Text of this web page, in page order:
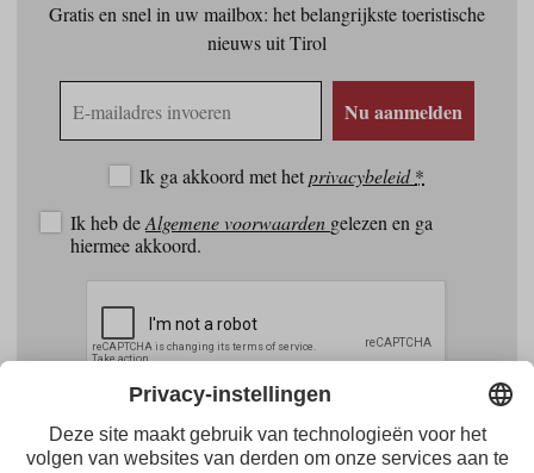
Gratis en snel in uw mailbox: het belangrijkste toeristische
nieuws uit Tirol
mailadres
Nu aanmelden
Ik ga akkoord met hetprivacybeleid*
Ik heb deAlgemene voorwaarden gelezen en ga
hiermee akkoord.